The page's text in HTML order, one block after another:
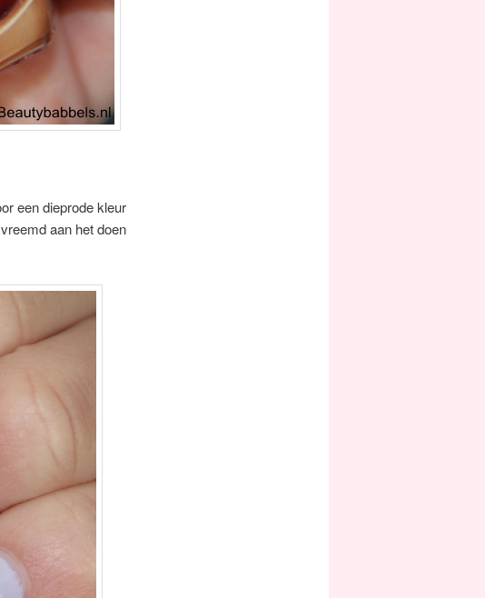
een dieprode kleur
aan het doen